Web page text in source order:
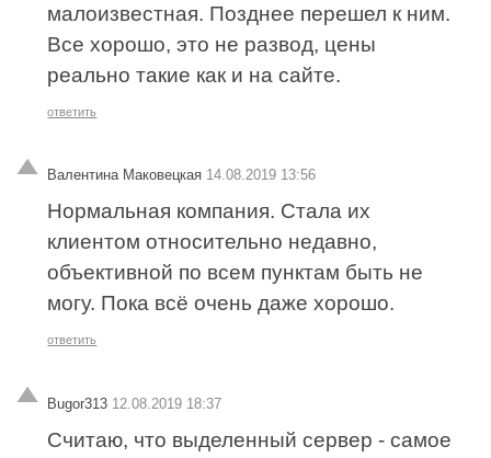
малоизвестная. Позднее перешел к ним.
Все хорошо, это не развод, цены
реально такие как и на сайте.
ответить
Валентина Маковецкая 14.08.2019 13:56
Нормальная компания. Стала их
клиентом относительно недавно,
объективной по всем пунктам быть не
могу. Пока всё очень даже хорошо.
ответить
Bugor313 12.08.2019 18:37
Считаю, что выделенный сервер - самое